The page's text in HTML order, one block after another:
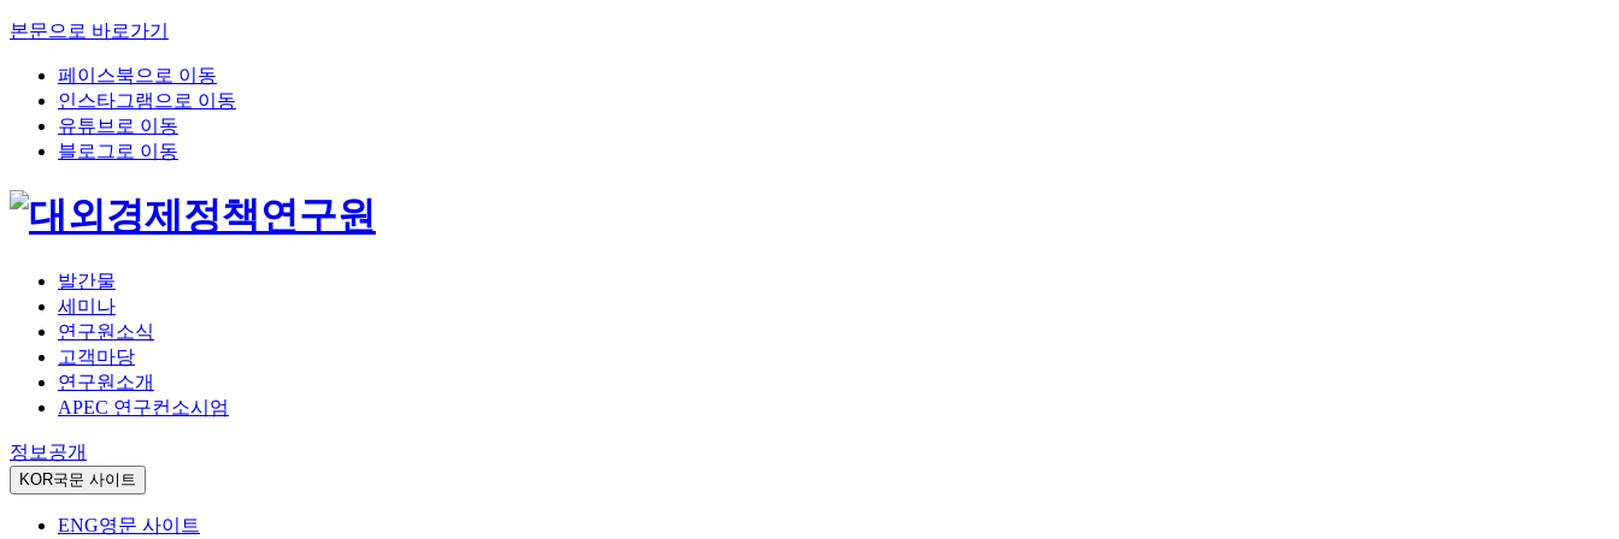
본문으로 바로가기
페이스북으로 이동
인스타그램으로 이동
유튜브로 이동
블로그로 이동
발간물
세미나
연구원소식
고객마당
연구원소개
APEC 연구컨소시엄
정보공개
KOR국문 사이트
ENG영문 사이트